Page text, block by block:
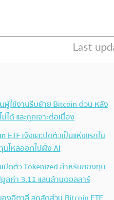
ผู้ใช้งานรีบย้าย Bitcoin ด่วน หลัง
ได้ และถูกเจาะต่อเนื่อง
เจ๊งและปิดตัวเป็นแห่งแรกใน
นไหลออกไปฝั่ง AI
ปิดตัว Tokenized สำหรับกองทุน
ลค่า 3.11 แสนล้านดอลลาร์